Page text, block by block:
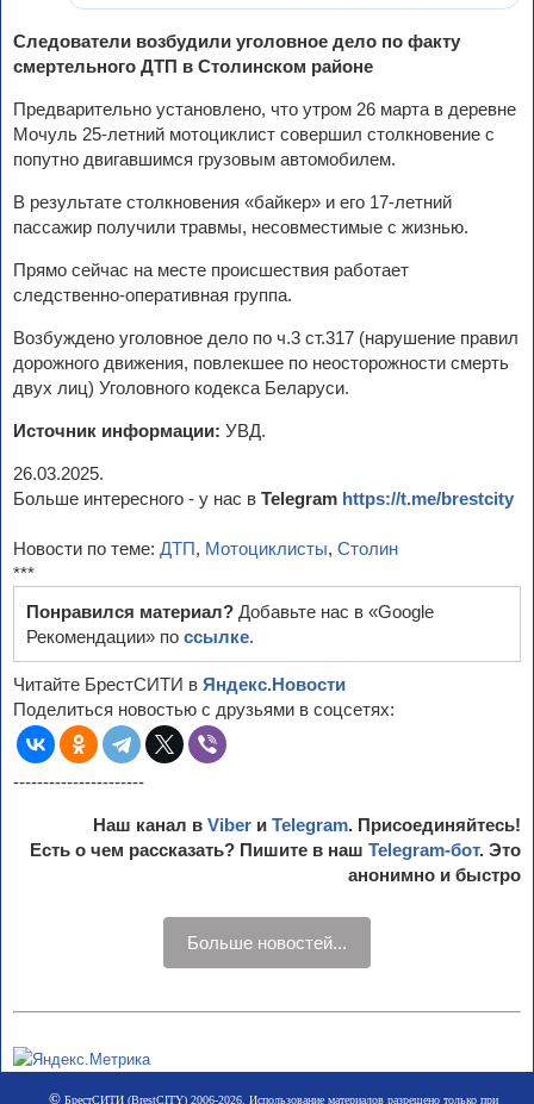
Следователи возбудили уголовное дело по факту
смертельного ДТП в Столинском районе
Предварительно установлено, что утром 26 марта в деревне
Мочуль 25-летний мотоциклист совершил столкновение с
попутно двигавшимся грузовым автомобилем.
В результате столкновения «байкер» и его 17-летний
пассажир получили травмы, несовместимые с жизнью.
Прямо сейчас на месте происшествия работает
следственно-оперативная группа.
Возбуждено уголовное дело по ч.3 ст.317 (нарушение правил
дорожного движения, повлекшее по неосторожности смерть
двух лиц) Уголовного кодекса Беларуси.
Источник информации: УВД.
26.03.2025.
Больше интересного - у нас в Telegram https://t.me/brestcity
Новости по теме: ДТП, Мотоциклисты, Столин
***
Понравился материал? Добавьте нас в «Google
Рекомендации» по ссылке.
Читайте БрестСИТИ в Яндекс.Новости
Поделиться новостью с друзьями в соцсетях:
----------------------
Наш канал в Viber и Telegram. Присоединяйтесь!
Есть о чем рассказать? Пишите в наш Telegram-бот. Это
анонимно и быстро
Больше новостей...
©БрестСИТИ (BrestCITY) 2006-2026. Использование материалов разрешено только при